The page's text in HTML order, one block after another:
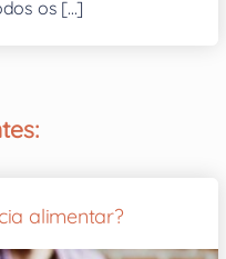
os [...]
alimentar?